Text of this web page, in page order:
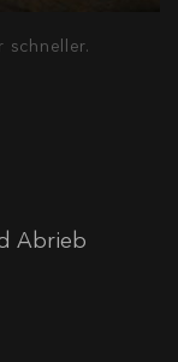
schneller.
Abrieb